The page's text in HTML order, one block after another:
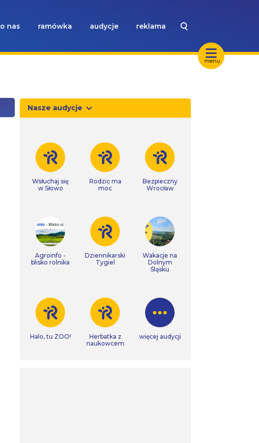
menu
o nas ramówka audycje reklama
Nasze audycje
Wsłuchaj się
w Słowo
Rodzic ma
moc
Bezpieczny
Wrocław
Agroinfo -
blisko rolnika
Dziennikarski
Tygiel
Wakacje na
Dolnym
Śląsku
Halo, tu ZOO!
Herbatka z
naukowcem
więcej audycji